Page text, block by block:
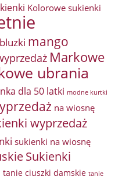
Kolorowe sukienki
mango
Markowe
ubrania
dla 50 latki modne kurtki
na wiosnę
wyprzedaż
sukienki na wiosnę
Sukienki
tanie ciuszki damskie tanie